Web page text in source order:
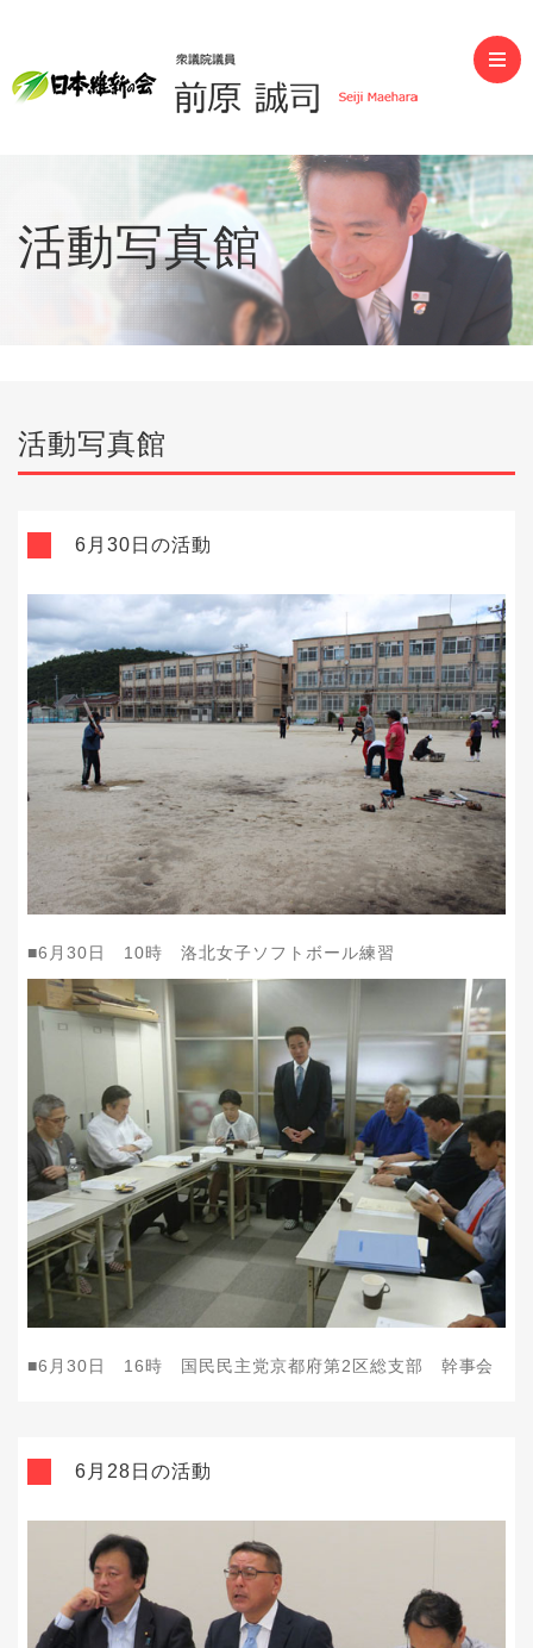
前原誠司（衆議院議員）
活動写真館
活動写真館
6月30日の活動
■6 月 30日 10時 洛北女子ソフトボール練習
■6 月 30日 16時 国民民主党京都府第2 区総支部 幹事会
6月28日の活動